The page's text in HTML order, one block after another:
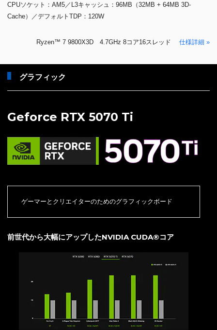
CPUソケット：AM5／L3キャッシュ：96MB（32MB + 64MB 3D-
Cache）／デフォルトTDP：120W
Ryzen™ 7 9800X3D 4.7GHz 8コア16スレッド 仕様詳細 »
グラフィック
Geforce RTX 5070 Ti
ゲーマーとクリエイターのためのグラフィックボード
前世代から大幅にアップしたNVIDIA CUDA®コア